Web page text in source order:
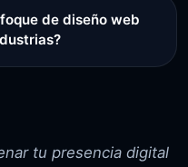
de diseño web
tu presencia digital